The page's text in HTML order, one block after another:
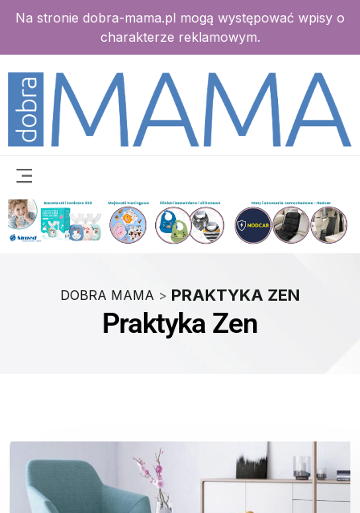
Na stronie dobra-mama.pl mogą występować wpisy o
charakterze reklamowym.
DOBRA MAMA > PRAKTYKA ZEN
Praktyka Zen